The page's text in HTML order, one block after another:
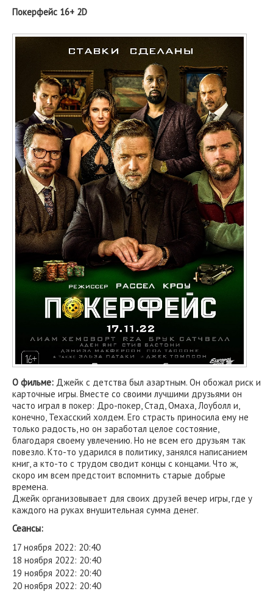
Покерфейс 16+ 2D
О фильме: Джейк с детства был азартным. Он обожал риск и
карточные игры. Вместе со своими лучшими друзьями он
часто играл в покер: Дро-покер, Стад, Омаха, Лоуболл и,
конечно, Техасский холдем. Его страсть приносила ему не
только радость, но он заработал целое состояние,
благодаря своему увлечению. Но не всем его друзьям так
повезло. Кто-то ударился в политику, занялся написанием
книг, а кто-то с трудом сводит концы с концами. Что ж,
скоро им всем предстоит вспомнить старые добрые
времена.
Джейк организовывает для своих друзей вечер игры, где у
каждого на руках внушительная сумма денег.
Сеансы:
17 ноября 2022: 20:40
18 ноября 2022: 20:40
19 ноября 2022: 20:40
20 ноября 2022: 20:40